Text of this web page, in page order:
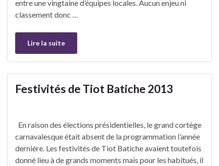
entre une vingtaine d’équipes locales. Aucun enjeu ni
classement donc …
Lire la suite
Festivités de Tiot Batiche 2013
En raison des élections présidentielles, le grand cortège
carnavalesque était absent de la programmation l’année
dernière. Les festivités de Tiot Batiche avaient toutefois
donné lieu à de grands moments mais pour les habitués, il